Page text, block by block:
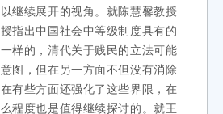
继续展开的视角。就陈慧馨教授
指出中国社会中等级制度具有的
样的，清代关于贱民的立法可能
图，但在另一方面不但没有消除
有些方面还强化了这些界限，在
程度也是值得继续探讨的。就王